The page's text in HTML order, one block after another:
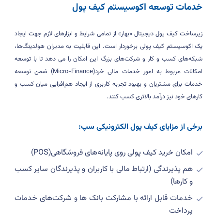
خدمات توسعه اکوسیستم کیف پول
زیرساخت کیف پول دیجیتال «بهار» از تمامی شرایط و ابزارهای لازم جهت ایجاد
یک اکوسیستم کیف پولی برخوردار است. این قابلیت به مدیران هولدینگ‌ها،
شبکه‌های کسب و کار و شرکت‌های بزرگ این امکان را می دهد تا با توسعه
امکانات مربوط به امور خدمات مالی خرد(Micro-Finance)ضمن توسعه
خدمات برای مشتریان و بهبود تجربه کاربری از ایجاد هم‌افزایی میان کسب و
کارهای خود نیز درآمد بالاتری کسب کنند.
برخی از مزایای کیف پول الکترونیکی سپ:
امکان خرید کیف پولی روی پایانه‌های فروشگاهی(POS)
هم پذیرندگی (ارتباط مالی با کاربران و پذیرندگان سایر کسب
و کارها)
خدمات قابل ارائه با مشارکت بانک ها و شرکت‌های خدمات
پرداخت